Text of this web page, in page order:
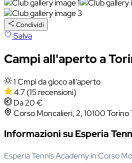
Condividi
Salva
Campi all'aperto a
1 Cmpi da gioco all'aperto
4.7(15 recensioni)
Da 20 €
Corso Moncalieri, 2, 10100 Torino
Informazioni su Esperia
Esperia Tennis Academy in Corso